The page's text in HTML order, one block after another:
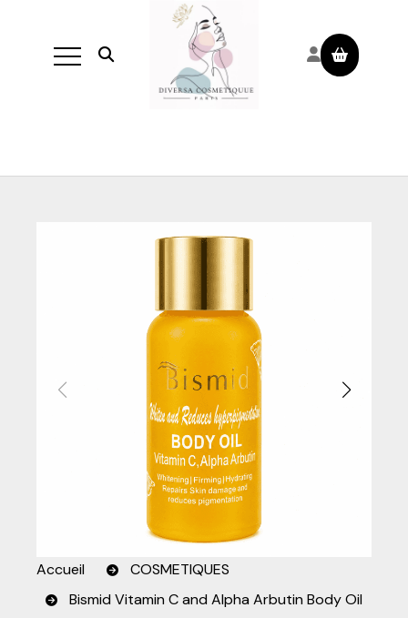
Ouvrir la recherche
Accueil
COSMETIQUES
Bismid Vitamin C and Alpha Arbutin Body Oil
Panneau de gestion des cookies